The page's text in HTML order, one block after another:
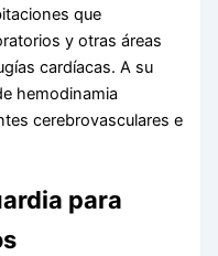
que
y otras áreas
cardíacas. A su
hemodinamia
cerebrovasculares e
para